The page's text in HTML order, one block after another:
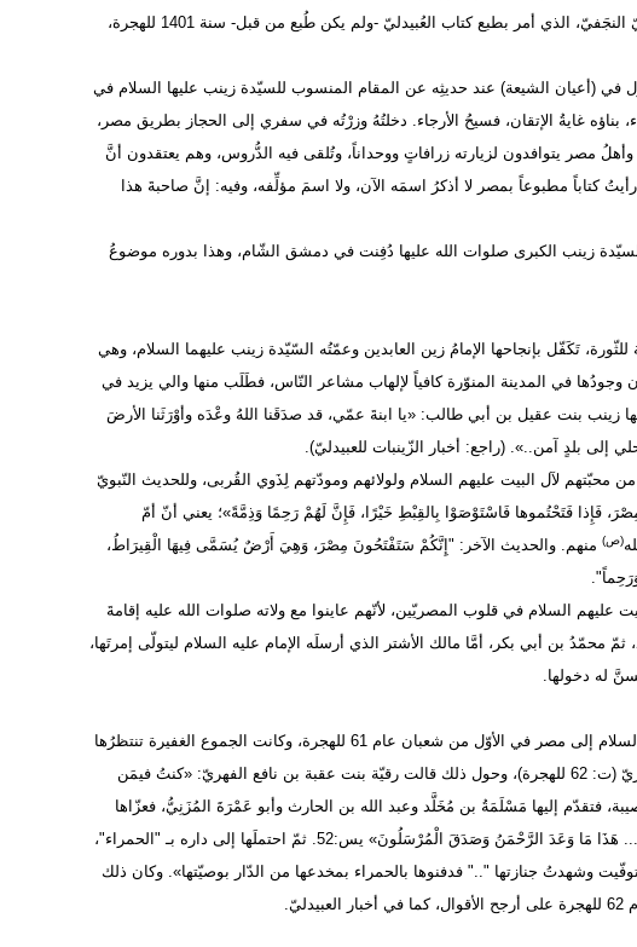
مؤيّدي هذا الرَّأي آية الله شهاب الدّين المرعشيّ النجَفيّ، الذي أمر بطبع كتاب العُبيدليّ -ولم يكن طُبع من قبل- سنة 1401 للهجرة،
في (أعيان الشيعة) عند حديثِه عن المقام المنسوب للسيّدة زينب عليها السلام في
بناؤه غايةُ الإتقان، فسيحُ الأرجاء. دخلتُهُ وزرْتُه في سفري إلى الحجاز بطريق مصر،
وأهلُ مصر يتوافدون لزيارته زرافاتٍ ووحداناً، وتُلقى فيه الدُّروس، وهم يعتقدون أنَّ
كتاباً مطبوعاً بمصر لا أذكرُ اسمَه الآن، ولا اسمَ مؤلِّفه، وفيه: إنَّ صاحبةَ هذا
زينب الكبرى صلوات الله عليها دُفِنت في دمشق الشّام، وهذا بدوره موضوعُ
تَكَفّل بإنجاحها الإمامُ زين العابدين وعمّتُه السّيّدة زينب عليهما السلام، وهي
وجودُها في المدينة المنوّرة كافياً لإلهاب مشاعر النّاس، فطَلَب منها والي يزيد في
زينب بنت عقيل بن أبي طالب: «يا ابنةَ عمّي، قد صدَقَنا اللهُ وعْدَه وأوْرَثَنا الأرضَ
إلى بلدٍ آمن..». (راجع: أخبار الزّينبات للعبيدليّ).
محبّتهم لآل البيت عليهم السلام ولولائهم ومودّتهم لِذَوي القُربى، وللحديث النّبويّ
فَإِذا فَتَحْتُموها فَاسْتَوْصَوْا بِالقِبْطِ خَيْرًا، فَإِنَّ لَهُمْ رَحِمًا وَذِمَّةً»؛ يعني أنّ أمّ
(ص) منهم. والحديث الآخر: "إِنَّكُمْ سَتَفْتَحُونَ مِصْرَ، وَهِيَ أَرْضٌ يُسَمَّى فِيهَا الْقِيرَاطُ،
عليهم السلام في قلوب المصريّين، لأنّهم عاينوا مع ولاته صلوات الله عليه إقامةَ
محمّدُ بن أبي بكر، أمَّا مالك الأشتر الذي أرسلَه الإمام عليه السلام ليتولّى إمرتَها،
له دخولها.
وفق رواية العُبيدليّ، وصلت السّيّدة زينب عليها السلام إلى مصر في الأوّل من شعبان عام 61 للهجرة، وكانت الجموع الغفيرة تنتظرُها
لاستقبالِها، وفي مقدّمتها مَسْلَمَةُ بن مُخَلَّدِ الأنصاريّ (ت: 62 للهجرة)، وحول ذلك قالت رقيّة بنت عقبة بن نافع الفهريّ: «كنتُ فيمَن
فتقدّم إليها مَسْلَمَةُ بن مُخَلَّد وعبد الله بن الحارث وأبو عَمْرَةَ المُزَنِيُّ، فعزّاها
مسلمة وبكى، فبكَت وبكى الحاضرون، وقالت: «... هَذَا مَا وَعَدَ الرَّحْمَنُ وَصَدَقَ الْمُرْسَلُونَ» يس:52. ثمّ احتملَها إلى داره بـ "الحمراء"،
وشهدتُ جنازتها ".." فدفنوها بالحمراء بمخدعها من الدّار بوصيّتها». وكان ذلك